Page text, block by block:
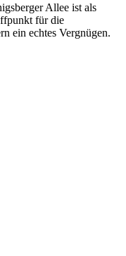
Allee ist als
für die
ein echtes Vergnügen.